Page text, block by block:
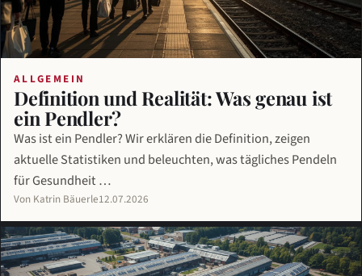
ALLGEMEIN
Definition und Realität: Was genau ist
ein Pendler?
Was ist ein Pendler? Wir erklären die Definition, zeigen
aktuelle Statistiken und beleuchten, was tägliches Pendeln
für Gesundheit …
Von Katrin Bäuerle12.07.2026